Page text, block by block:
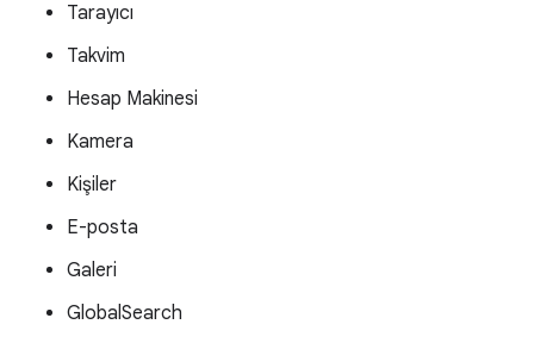
Tarayıcı
Takvim
Hesap Makinesi
Kamera
Kişiler
E-posta
Galeri
GlobalSearch